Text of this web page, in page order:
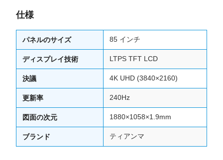
仕様
パネルのサイズ 85 インチ
ディスプレイ技術 LTPS TFT LCD
決議 4K UHD (3840×2160)
更新率 240Hz
図面の次元 1880×1058×1.9mm
ブランド ティアンマ